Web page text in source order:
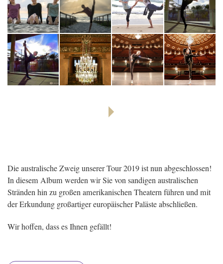
Die australische Zweig unserer Tour 2019 ist nun abgeschlossen!
In diesem Album werden wir Sie von sandigen australischen
Stränden hin zu großen amerikanischen Theatern führen und mit
der Erkundung großartiger europäischer Paläste abschließen.
Wir hoffen, dass es Ihnen gefällt!